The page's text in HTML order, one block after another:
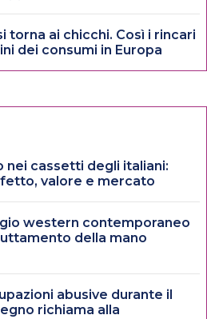
torna ai chicchi. Così i rincari
dei consumi in Europa
nei cassetti degli italiani:
valore e mercato
western contemporaneo
della mano
abusive durante il
richiama alla